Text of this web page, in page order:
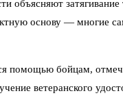
объясняют
основу — многие
бойцам,
ветеранского